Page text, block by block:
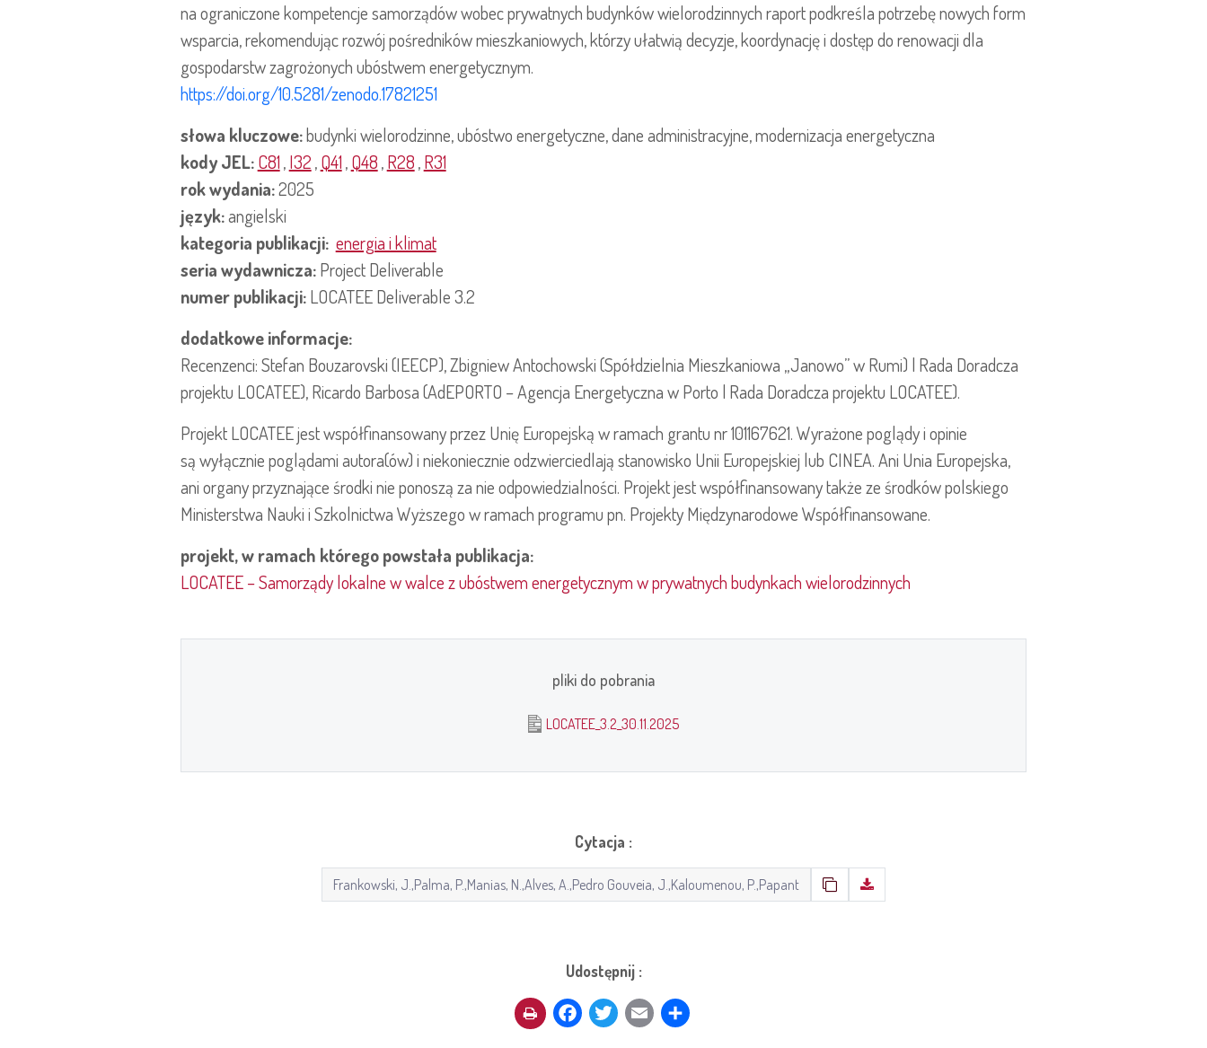
na ograniczone kompetencje samorządów wobec prywatnych budynków wielorodzinnych raport podkreśla potrzebę nowych form
wsparcia, rekomendując rozwój pośredników mieszkaniowych, którzy ułatwią decyzje, koordynację i dostęp do renowacji dla
gospodarstw zagrożonych ubóstwem energetycznym.
https://doi.org/10.5281/zenodo.17821251
słowa kluczowe:budynki wielorodzinne, ubóstwo energetyczne, dane administracyjne, modernizacja energetyczna
kody JEL:C81,I32,Q41,Q48,R28,R31
rok wydania:2025
język:angielski
kategoria publikacji: energia i klimat
seria wydawnicza: Project Deliverable
numer publikacji: LOCATEE Deliverable 3.2
dodatkowe informacje:
Recenzenci: Stefan Bouzarovski (IEECP), Zbigniew Antochowski (Spółdzielnia Mieszkaniowa „Janowo” w Rumi) | Rada Doradcza
projektu LOCATEE), Ricardo Barbosa (AdEPORTO – Agencja Energetyczna w Porto | Rada Doradcza projektu LOCATEE).
Projekt LOCATEE jest współfinansowany przez Unię Europejską w ramach grantu nr 101167621. Wyrażone poglądy i opinie
są wyłącznie poglądami autora(ów) i niekoniecznie odzwierciedlają stanowisko Unii Europejskiej lub CINEA. Ani Unia Europejska,
ani organy przyznające środki nie ponoszą za nie odpowiedzialności. Projekt jest współfinansowany także ze środków polskiego
Ministerstwa Nauki i Szkolnictwa Wyższego w ramach programu pn. Projekty Międzynarodowe Współfinansowane.
projekt, w ramach którego powstała publikacja:
LOCATEE – Samorządy lokalne w walce z ubóstwem energetycznym w prywatnych budynkach wielorodzinnych
pliki do pobrania
LOCATEE_3.2_30.11.2025
Cytacja :
Udostępnij :
Facebook
Twitter
Email